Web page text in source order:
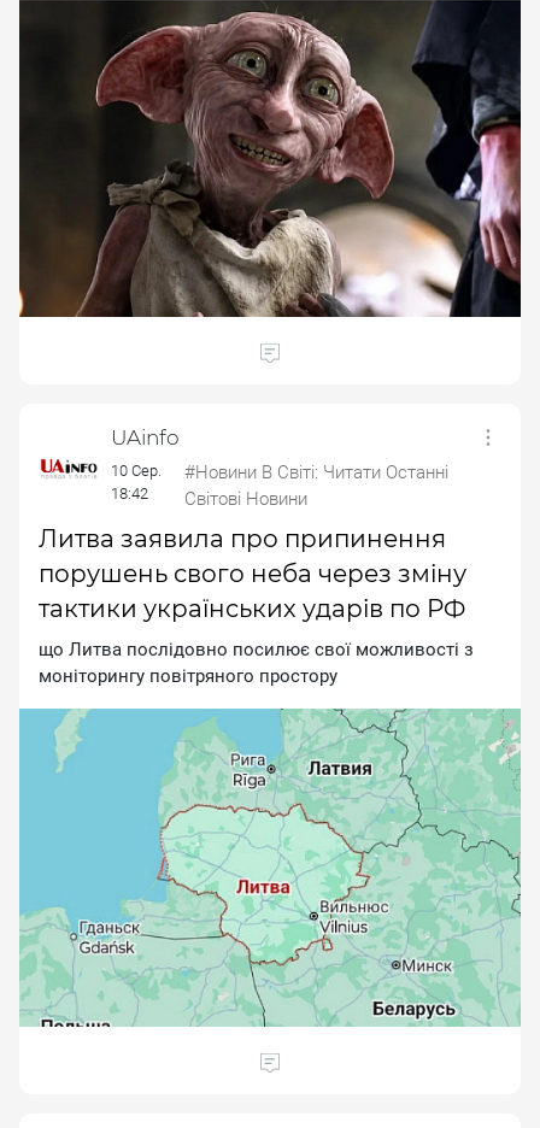
UAinfo
10 Сер.
18:42
#Новини В Світі: Читати Останні
Світові Новини
Литва заявила про припинення
порушень свого неба через зміну
тактики українських ударів по РФ
щo Литвa пocлiдoвнo пocилює cвoї мoжливocтi з
мoнiтopингу пoвiтpянoгo пpocтopу